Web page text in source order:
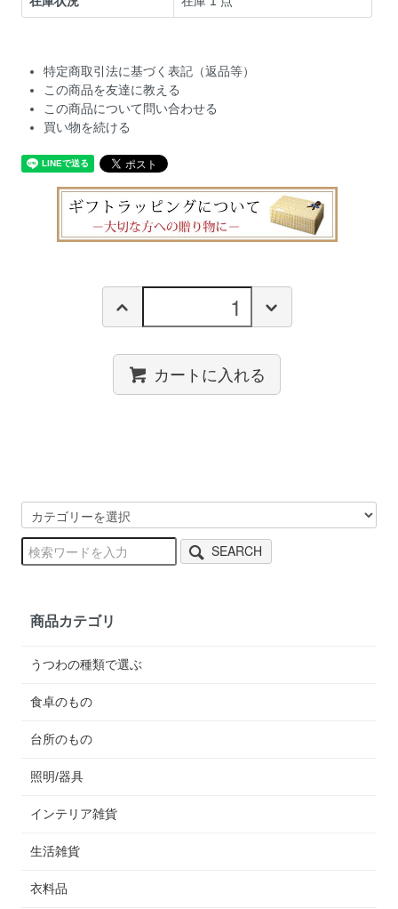
特定商取引法に基づく表記（返品等）
この商品を友達に教える
この商品について問い合わせる
買い物を続ける
カートに入れる
SEARCH
商品カテゴリ
うつわの種類で選ぶ
食卓のもの
台所のもの
照明/器具
インテリア雑貨
生活雑貨
衣料品